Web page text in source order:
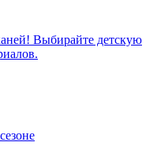
Выбирайте детскую